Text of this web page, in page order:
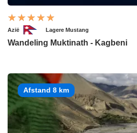
Azië Lagere Mustang
Wandeling Muktinath - Kagbeni
Afstand 8 km